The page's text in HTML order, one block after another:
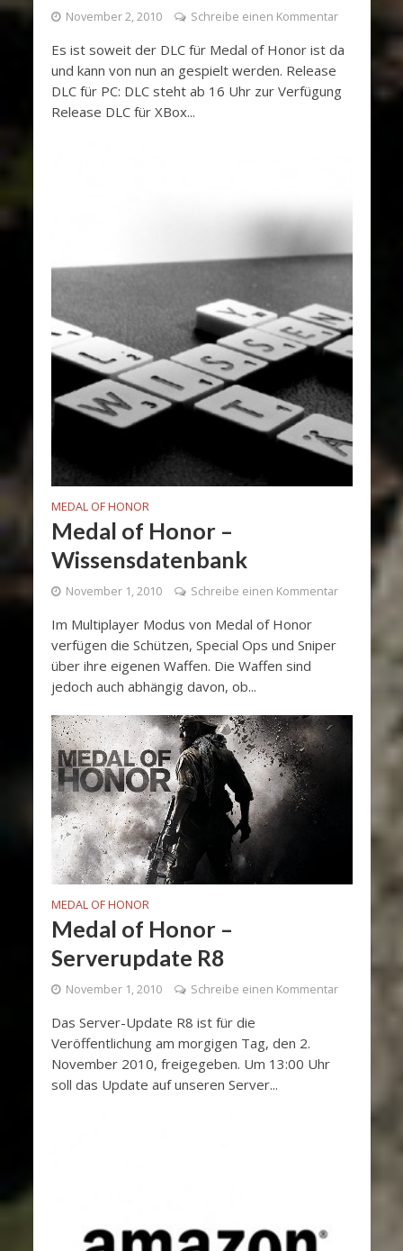
November 2, 2010 Schreibe einen Kommentar
Es ist soweit der DLC für Medal of Honor ist da
und kann von nun an gespielt werden. Release
DLC für PC: DLC steht ab 16 Uhr zur Verfügung
Release DLC für XBox...
MEDAL OF HONOR
Medal of Honor –
Wissensdatenbank
November 1, 2010 Schreibe einen Kommentar
Im Multiplayer Modus von Medal of Honor
verfügen die Schützen, Special Ops und Sniper
über ihre eigenen Waffen. Die Waffen sind
jedoch auch abhängig davon, ob...
MEDAL OF HONOR
Medal of Honor –
Serverupdate R8
November 1, 2010 Schreibe einen Kommentar
Das Server-Update R8 ist für die
Veröffentlichung am morgigen Tag, den 2.
November 2010, freigegeben. Um 13:00 Uhr
soll das Update auf unseren Server...